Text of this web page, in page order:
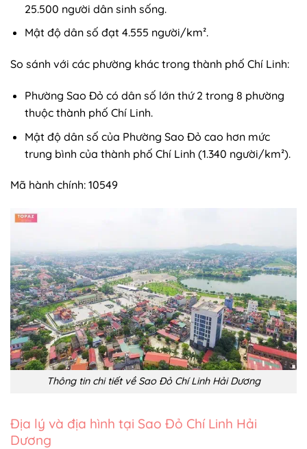
25.500 người dân sinh sống.
Mật độ dân số đạt 4.555 người/km².
So sánh với các phường khác trong thành phố Chí Linh:
Phường Sao Đỏ có dân số lớn thứ 2 trong 8 phường
thuộc thành phố Chí Linh.
Mật độ dân số của Phường Sao Đỏ cao hơn mức
trung bình của thành phố Chí Linh (1.340 người/km²).
Mã hành chính: 10549
Thông tin chi tiết về Sao Đỏ Chí Linh Hải Dương
Địa lý và địa hình tại Sao Đỏ Chí Linh Hải
Dương